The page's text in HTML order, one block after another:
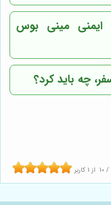
ایمنی مینی بوس
چه باید کرد؟
10 / از 1 کاربر